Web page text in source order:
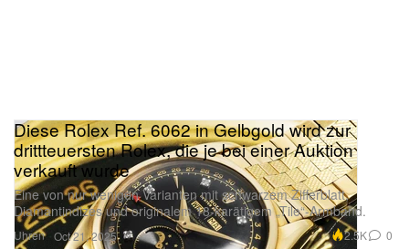
Uhren
Diese Rolex Ref. 6062 in Gelbgold wird zur
drittteuersten Rolex, die je bei einer Auktion
verkauft wurde
Eine von nur wenigen Varianten mit schwarzem Zifferblatt,
Diamantindizes und originalem 18-karätigem „Tile“-Armband.
Oct 21, 2025 2.5K 0